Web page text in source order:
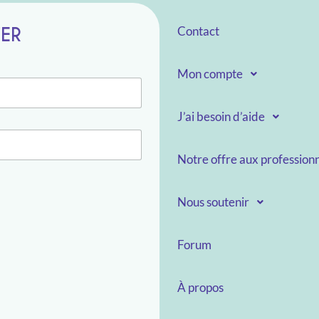
Contact
Mon compte
J’ai besoin d’aide
Notre offre aux
Nous soutenir
Forum
À propos